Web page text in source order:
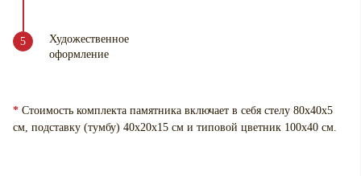
Художественное
оформление
* Стоимость комплекта памятника включает в себя стелу 80х40х5
см, подставку (тумбу) 40х20х15 см и типовой цветник 100х40 см.